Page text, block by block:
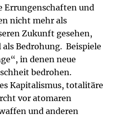
Errungenschaften und
nicht mehr als
Zukunft gesehen,
Bedrohung. Beispiele
in denen neue
bedrohen.
Kapitalismus, totalitäre
vor atomaren
und anderen